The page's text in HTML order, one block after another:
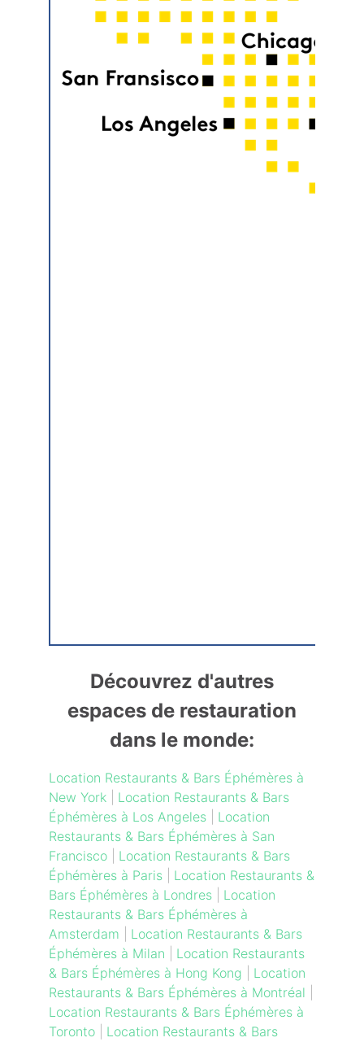
Découvrez d'autres
espaces de restauration
dans le monde:
Location Restaurants & Bars Éphémères à
New York| Location Restaurants & Bars
Éphémères à Los Angeles| Location
Restaurants & Bars Éphémères à San
Francisco| Location Restaurants & Bars
Éphémères à Paris| Location Restaurants &
Bars Éphémères à Londres| Location
Restaurants & Bars Éphémères à
Amsterdam
Location Restaurants & Bars
Éphémères à Milan
Location Restaurants
& Bars Éphémères à Hong Kong
Location
Restaurants & Bars Éphémères à Montréal
Location Restaurants & Bars Éphémères à
Toronto| Location Restaurants & Bars